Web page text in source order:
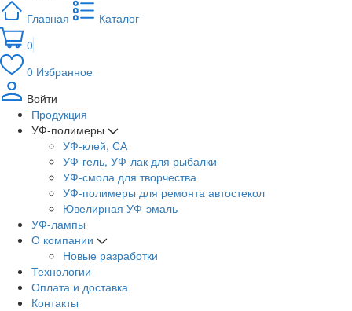
Главная
Каталог
0
0 Избранное
Войти
Продукция
УФ-полимеры
УФ-клей, СА
УФ-гель, УФ-лак для рыбалки
УФ-смола для творчества
УФ-полимеры для ремонта автостекол
Ювелирная УФ-эмаль
УФ-лампы
О компании
Новые разработки
Технологии
Оплата и доставка
Контакты